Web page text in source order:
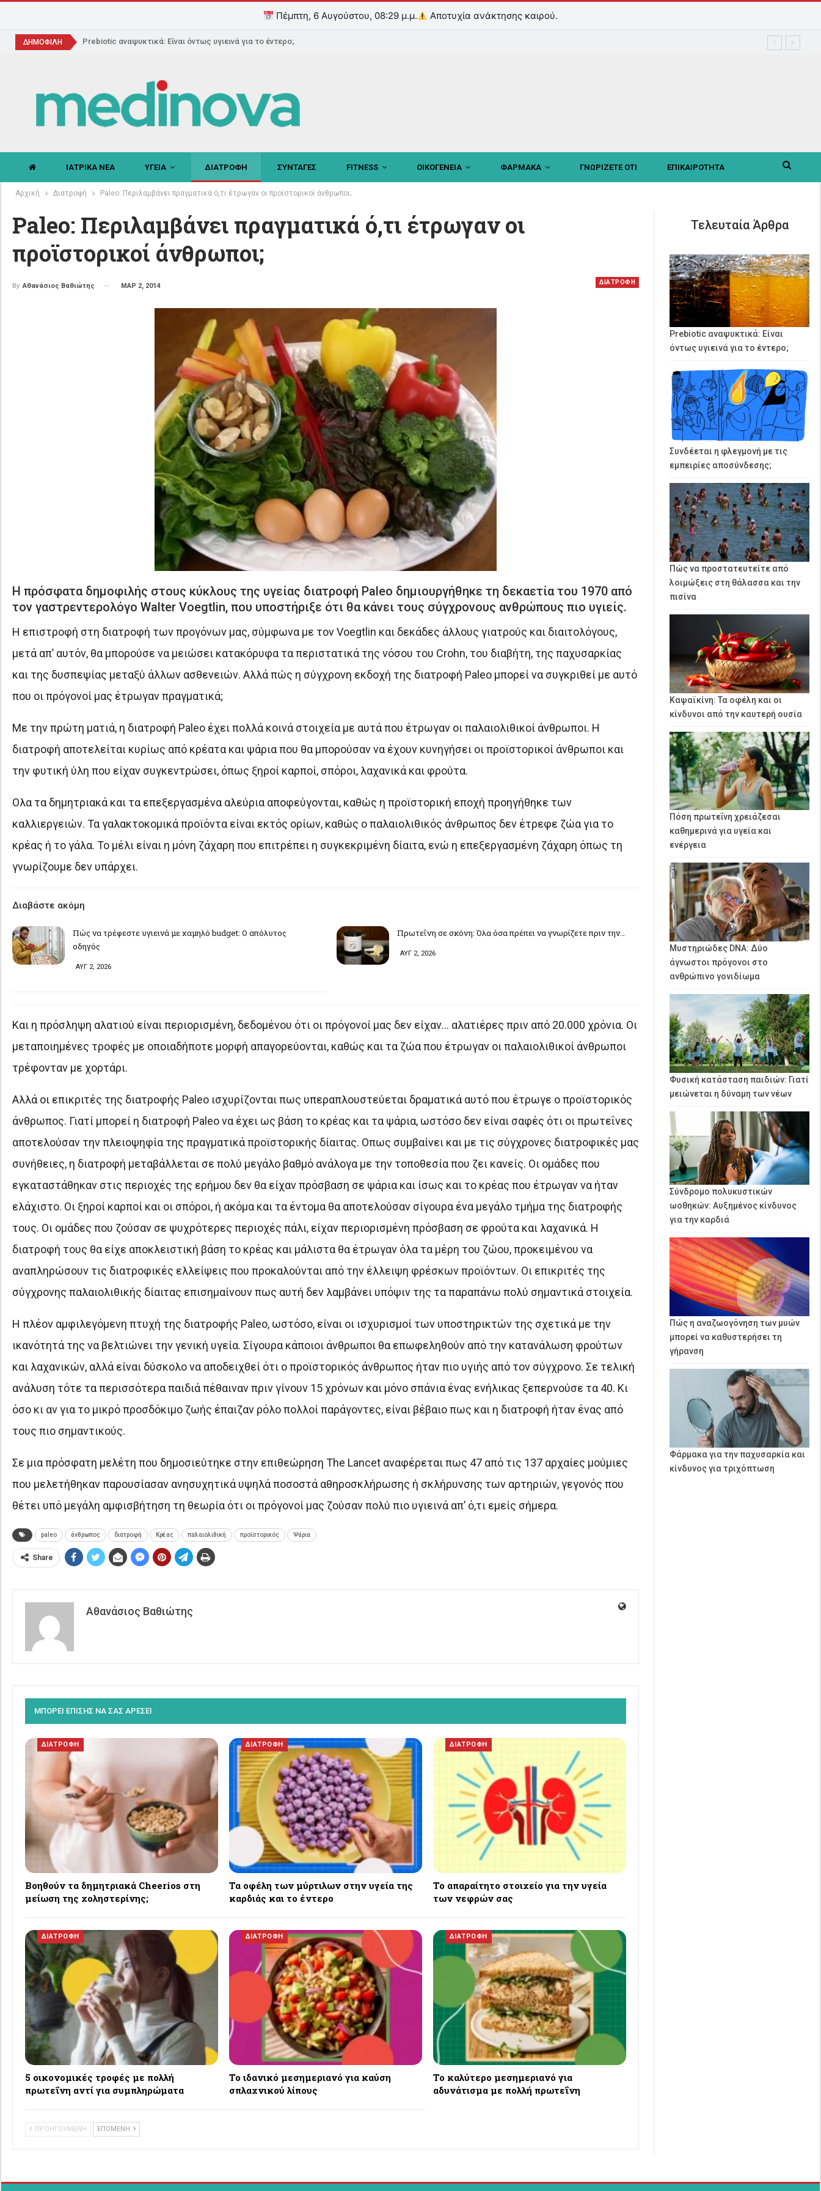
Πέμπτη, 6 Αυγούστου, 08:29 μ.μ. Αποτυχία ανάκτησης καιρού.
ΔΗΜΟΦΙΛΗ Prebiotic αναψυκτικά: Είναι όντως υγιεινά για το έντερο;
ΙΑΤΡΙΚΑ ΝΕΑ ΥΓΕΙΑ ΔΙΑΤΡΟΦΗ ΣΥΝΤΑΓΕΣ FITNESS ΟΙΚΟΓΕΝΕΙΑ ΦΑΡΜΑΚΑ ΓΝΩΡΙΖΕΤΕ ΟΤΙ ΕΠΙΚΑΙΡΟΤΗΤΑ
Αρχική Διατροφή Paleo: Περιλαμβάνει πραγματικά ό,τι έτρωγαν οι προϊστορικοί άνθρωποι;
Paleo: Περιλαμβάνει πραγματικά ό,τι έτρωγαν οι
προϊστορικοί άνθρωποι;
ΔΙΑΤΡΟΦΗ
By Αθανάσιος Βαθιώτης ΜΑΡ 2, 2014
Η πρόσφατα δημοφιλής στους κύκλους της υγείας διατροφή Paleo δημιουργήθηκε τη δεκαετία του 1970 από
τον γαστρεντερολόγο Walter Voegtlin, που υποστήριξε ότι θα κάνει τους σύγχρονους ανθρώπους πιο υγιείς.
Η επιστροφή στη διατροφή των προγόνων μας, σύμφωνα με τον Voegtlin και δεκάδες άλλους γιατρούς και διαιτολόγους,
μετά απ’ αυτόν, θα μπορούσε να μειώσει κατακόρυφα τα περιστατικά της νόσου του Crohn, του διαβήτη, της παχυσαρκίας
και της δυσπεψίας μεταξύ άλλων ασθενειών. Αλλά πώς η σύγχρονη εκδοχή της διατροφή Paleo μπορεί να συγκριθεί με αυτό
που οι πρόγονοί μας έτρωγαν πραγματικά;
Με την πρώτη ματιά, η διατροφή Paleo έχει πολλά κοινά στοιχεία με αυτά που έτρωγαν οι παλαιολιθικοί άνθρωποι. Η
διατροφή αποτελείται κυρίως από κρέατα και ψάρια που θα μπορούσαν να έχουν κυνηγήσει οι προϊστορικοί άνθρωποι και
την φυτική ύλη που είχαν συγκεντρώσει, όπως ξηροί καρποί, σπόροι, λαχανικά και φρούτα.
Ολα τα δημητριακά και τα επεξεργασμένα αλεύρια αποφεύγονται, καθώς η προϊστορική εποχή προηγήθηκε των
καλλιεργειών. Τα γαλακτοκομικά προϊόντα είναι εκτός ορίων, καθώς ο παλαιολιθικός άνθρωπος δεν έτρεφε ζώα για το
κρέας ή το γάλα. Το μέλι είναι η μόνη ζάχαρη που επιτρέπει η συγκεκριμένη δίαιτα, ενώ η επεξεργασμένη ζάχαρη όπως τη
γνωρίζουμε δεν υπάρχει.
Διαβάστε ακόμη
Πώς να τρέφεστε υγιεινά με χαμηλό budget: Ο απόλυτος
οδηγός
ΑΥΓ 2, 2026
Πρωτεΐνη σε σκόνη: Όλα όσα πρέπει να γνωρίζετε πριν την…
ΑΥΓ 2, 2026
Και η πρόσληψη αλατιού είναι περιορισμένη, δεδομένου ότι οι πρόγονοί μας δεν είχαν… αλατιέρες πριν από 20.000 χρόνια. Οι
μεταποιημένες τροφές με οποιαδήποτε μορφή απαγορεύονται, καθώς και τα ζώα που έτρωγαν οι παλαιολιθικοί άνθρωποι
τρέφονταν με χορτάρι.
Αλλά οι επικριτές της διατροφής Paleo ισχυρίζονται πως υπεραπλουστεύεται δραματικά αυτό που έτρωγε ο προϊστορικός
άνθρωπος. Γιατί μπορεί η διατροφή Paleo να έχει ως βάση το κρέας και τα ψάρια, ωστόσο δεν είναι σαφές ότι οι πρωτεΐνες
αποτελούσαν την πλειοψηφία της πραγματικά προϊστορικής δίαιτας. Οπως συμβαίνει και με τις σύγχρονες διατροφικές μας
συνήθειες, η διατροφή μεταβάλλεται σε πολύ μεγάλο βαθμό ανάλογα με την τοποθεσία που ζει κανείς. Οι ομάδες που
εγκαταστάθηκαν στις περιοχές της ερήμου δεν θα είχαν πρόσβαση σε ψάρια και ίσως και το κρέας που έτρωγαν να ήταν
ελάχιστο. Οι ξηροί καρποί και οι σπόροι, ή ακόμα και τα έντομα θα αποτελούσαν σίγουρα ένα μεγάλο τμήμα της διατροφής
τους. Οι ομάδες που ζούσαν σε ψυχρότερες περιοχές πάλι, είχαν περιορισμένη πρόσβαση σε φρούτα και λαχανικά. Η
διατροφή τους θα είχε αποκλειστική βάση το κρέας και μάλιστα θα έτρωγαν όλα τα μέρη του ζώου, προκειμένου να
αναπληρώσουν τις διατροφικές ελλείψεις που προκαλούνται από την έλλειψη φρέσκων προϊόντων. Οι επικριτές της
σύγχρονης παλαιολιθικής δίαιτας επισημαίνουν πως αυτή δεν λαμβάνει υπόψιν της τα παραπάνω πολύ σημαντικά στοιχεία.
Η πλέον αμφιλεγόμενη πτυχή της διατροφής Paleo, ωστόσο, είναι οι ισχυρισμοί των υποστηρικτών της σχετικά με την
ικανότητά της να βελτιώνει την γενική υγεία. Σίγουρα κάποιοι άνθρωποι θα επωφεληθούν από την κατανάλωση φρούτων
και λαχανικών, αλλά είναι δύσκολο να αποδειχθεί ότι ο προϊστορικός άνθρωπος ήταν πιο υγιής από τον σύγχρονο. Σε τελική
ανάλυση τότε τα περισσότερα παιδιά πέθαιναν πριν γίνουν 15 χρόνων και μόνο σπάνια ένας ενήλικας ξεπερνούσε τα 40. Κι
όσο κι αν για το μικρό προσδόκιμο ζωής έπαιζαν ρόλο πολλοί παράγοντες, είναι βέβαιο πως και η διατροφή ήταν ένας από
τους πιο σημαντικούς.
Σε μια πρόσφατη μελέτη που δημοσιεύτηκε στην επιθεώρηση The Lancet αναφέρεται πως 47 από τις 137 αρχαίες μούμιες
που μελετήθηκαν παρουσίασαν ανησυχητικά υψηλά ποσοστά αθηροσκλήρωσης ή σκλήρυνσης των αρτηριών, γεγονός που
θέτει υπό μεγάλη αμφισβήτηση τη θεωρία ότι οι πρόγονοί μας ζούσαν πολύ πιο υγιεινά απ’ ό,τι εμείς σήμερα.
paleo άνθρωπος διατροφή Κρέας παλαιολιθική προϊστορικός Ψάρια
Share
Αθανάσιος Βαθιώτης
ΜΠΟΡΕΙ ΕΠΙΣΗΣ ΝΑ ΣΑΣ ΑΡΕΣΕΙ
ΔΙΑΤΡΟΦΗ
Βοηθούν τα δημητριακά Cheerios στη
μείωση της χοληστερίνης;
ΔΙΑΤΡΟΦΗ
Τα οφέλη των μύρτιλων στην υγεία της
καρδιάς και το έντερο
ΔΙΑΤΡΟΦΗ
Το απαραίτητο στοιχείο για την υγεία
των νεφρών σας
ΔΙΑΤΡΟΦΗ
5 οικονομικές τροφές με πολλή
πρωτεΐνη αντί για συμπληρώματα
ΔΙΑΤΡΟΦΗ
Το ιδανικό μεσημεριανό για καύση
σπλαχνικού λίπους
ΔΙΑΤΡΟΦΗ
Το καλύτερο μεσημεριανό για
αδυνάτισμα με πολλή πρωτεΐνη
ΠΡΟΗΓΟΥΜΕΝΗ ΕΠΟΜΕΝΗ
Τελευταία Άρθρα
Prebiotic αναψυκτικά: Είναι
όντως υγιεινά για το έντερο;
Συνδέεται η φλεγμονή με τις
εμπειρίες αποσύνδεσης;
Πώς να προστατευτείτε από
λοιμώξεις στη θάλασσα και την
πισίνα
Καψαϊκίνη: Τα οφέλη και οι
κίνδυνοι από την καυτερή ουσία
Πόση πρωτεΐνη χρειάζεσαι
καθημερινά για υγεία και
ενέργεια
Μυστηριώδες DNA: Δύο
άγνωστοι πρόγονοι στο
ανθρώπινο γονιδίωμα
Φυσική κατάσταση παιδιών: Γιατί
μειώνεται η δύναμη των νέων
Σύνδρομο πολυκυστικών
ωοθηκών: Αυξημένος κίνδυνος
για την καρδιά
Πώς η αναζωογόνηση των μυών
μπορεί να καθυστερήσει τη
γήρανση
Φάρμακα για την παχυσαρκία και
κίνδυνος για τριχόπτωση